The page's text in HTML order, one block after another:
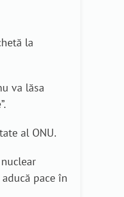
la
va lăsa
al ONU.
pace în